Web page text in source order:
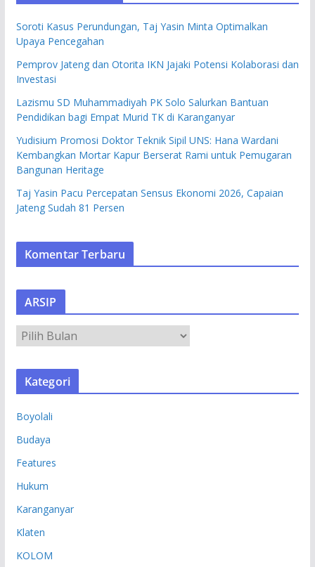
Soroti Kasus Perundungan, Taj Yasin Minta Optimalkan
Upaya Pencegahan
Pemprov Jateng dan Otorita IKN Jajaki Potensi Kolaborasi dan
Investasi
Lazismu SD Muhammadiyah PK Solo Salurkan Bantuan
Pendidikan bagi Empat Murid TK di Karanganyar
Yudisium Promosi Doktor Teknik Sipil UNS: Hana Wardani
Kembangkan Mortar Kapur Berserat Rami untuk Pemugaran
Bangunan Heritage
Taj Yasin Pacu Percepatan Sensus Ekonomi 2026, Capaian
Jateng Sudah 81 Persen
Komentar Terbaru
ARSIP
R
S
Kategori
Boyolali
Budaya
Features
Hukum
Karanganyar
Klaten
KOLOM